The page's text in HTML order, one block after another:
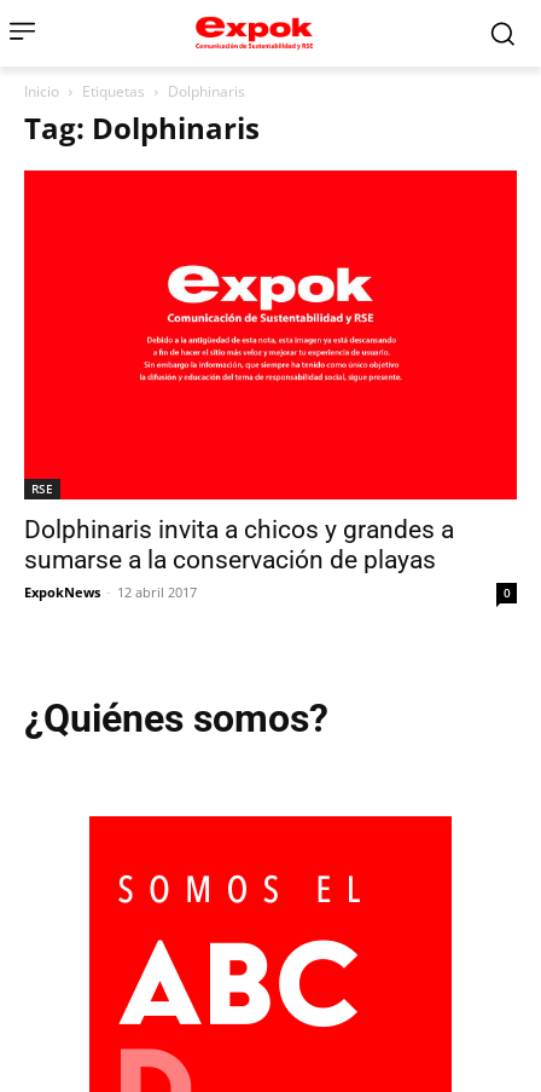
Inicio Etiquetas Dolphinaris
Tag: Dolphinaris
RSE
Dolphinaris invita a chicos y grandes a
sumarse a la conservación de playas
ExpokNews - 12 abril 2017 0
¿Quiénes somos?